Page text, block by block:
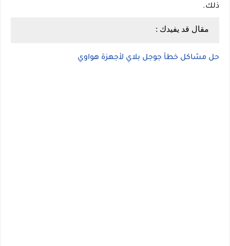
ذلك.
مقال قد يفيدك :
حل مشاكل خطأ جوجل بلاي لأجهزة هواوي